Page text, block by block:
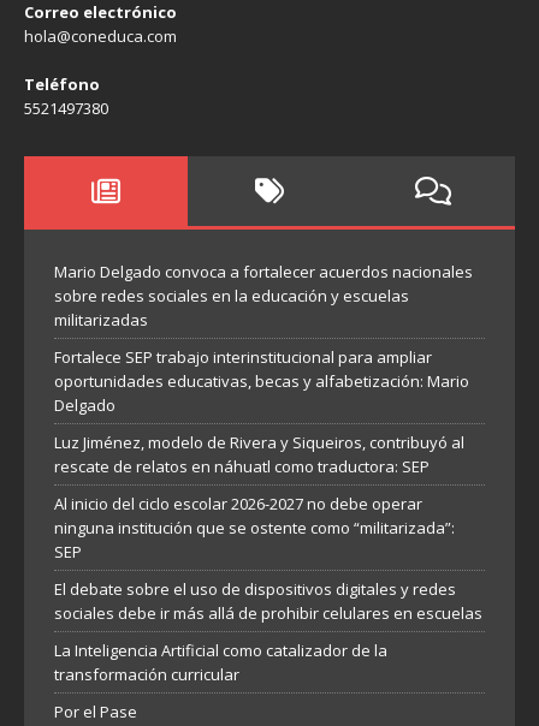
Correo electrónico
hola@coneduca.com
Teléfono
5521497380
Mario Delgado convoca a fortalecer acuerdos nacionales
sobre redes sociales en la educación y escuelas
militarizadas
Fortalece SEP trabajo interinstitucional para ampliar
oportunidades educativas, becas y alfabetización: Mario
Delgado
Luz Jiménez, modelo de Rivera y Siqueiros, contribuyó al
rescate de relatos en náhuatl como traductora: SEP
Al inicio del ciclo escolar 2026-2027 no debe operar
ninguna institución que se ostente como “militarizada”:
SEP
El debate sobre el uso de dispositivos digitales y redes
sociales debe ir más allá de prohibir celulares en escuelas
La Inteligencia Artificial como catalizador de la
transformación curricular
Por el Pase